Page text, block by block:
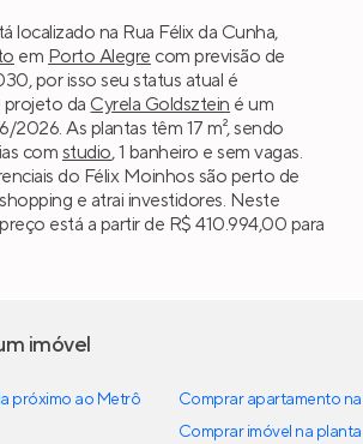
localizado na Rua Félix da Cunha,
em Porto Alegre com previsão de
por isso seu status atual é
projeto da Cyrela Goldsztein é um
2026. As plantas têm 17 m², sendo
com studio, 1 banheiro e sem vagas.
do Félix Moinhos são perto de
e atrai investidores. Neste
está a partir de R$ 410.994,00 para
imóvel
próximo ao Metrô
Comprar apartamento
Comprar imóvel na planta